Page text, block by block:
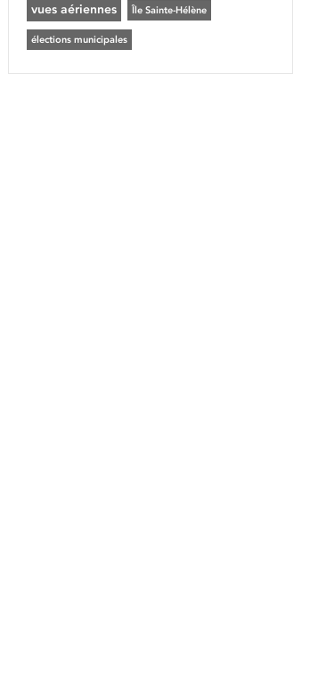
vues aériennes Île Sainte-Hélène
élections municipales